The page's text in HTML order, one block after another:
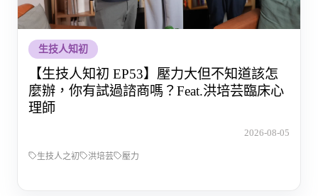
生技人知初
【生技人知初 EP53】壓力大但不知道該怎
麼辦，你有試過諮商嗎？Feat.洪培芸臨床心
理師
2026-08-05
生技人之初 洪培芸 壓力